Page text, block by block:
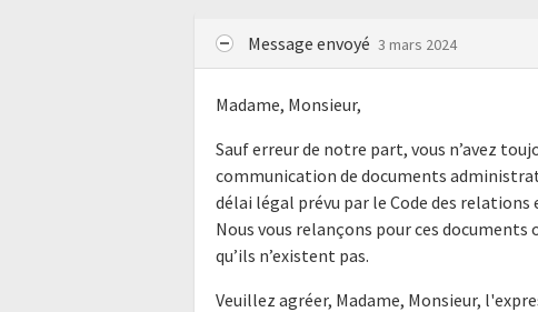
Message envoyé 3 mars 2024
Madame, Monsieur,
Sauf erreur de notre part, vous n’avez
communication de documents
délai légal prévu par le Code des
Nous vous relançons pour ces
qu’ils n’existent pas.
Veuillez agréer, Madame, Monsieur,